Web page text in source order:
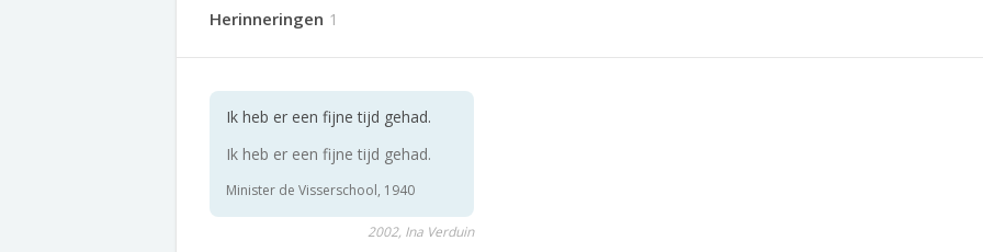
Herinneringen 1
Ik heb er een fijne tijd gehad.
Ik heb er een fijne tijd gehad.
Minister de Visserschool, 1940
2002, Ina Verduin